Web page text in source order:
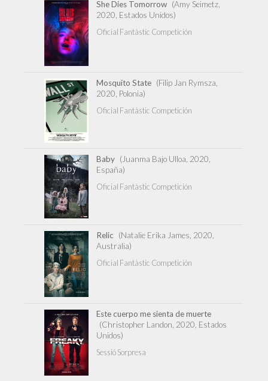
She Dies Tomorrow (Amy Seimetz,
2020, Estados Unidos)
Oficial Fantàstic Competición
Mosquito State (Filip Jan Rymsza,
2020, Polonia)
Oficial Fantàstic Competición
Baby (Juanma Bajo Ulloa, 2020,
España)
Oficial Fantàstic Competición
Relic
(Natalie Erika James, 2020,
Australia)
Oficial Fantàstic Competición
Este cuerpo me sienta de muerte
(Christopher Landon, 2020, Estados
Unidos)
Sessió Sorpresa